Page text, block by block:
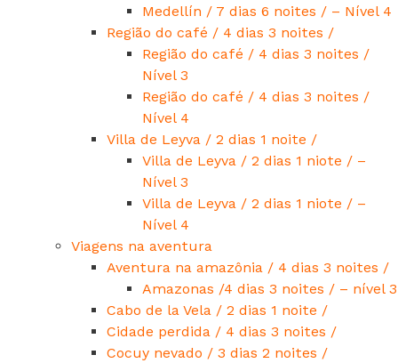
Medellín / 7 dias 6 noites / – Nível 4
Região do café / 4 dias 3 noites /
Região do café / 4 dias 3 noites /
Nível 3
Região do café / 4 dias 3 noites /
Nível 4
Villa de Leyva / 2 dias 1 noite /
Villa de Leyva / 2 dias 1 niote / –
Nível 3
Villa de Leyva / 2 dias 1 niote / –
Nível 4
Viagens na aventura
Aventura na amazônia / 4 dias 3 noites /
Amazonas /4 dias 3 noites / – nível 3
Cabo de la Vela / 2 dias 1 noite /
Cidade perdida / 4 dias 3 noites /
Cocuy nevado / 3 dias 2 noites /